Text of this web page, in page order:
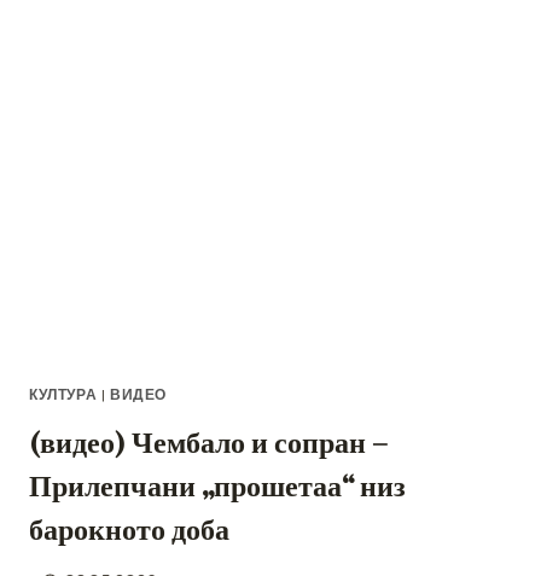
КУЛТУРА | ВИДЕО
(видео) Чембало и сопран –
Прилепчани „прошетаа“ низ
барокното доба